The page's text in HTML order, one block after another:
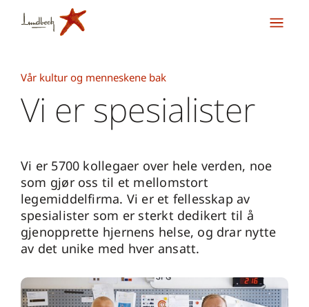
Vår kultur og menneskene bak
Vi er spesialister
Vi er 5700 kollegaer over hele verden, noe
som gjør oss til et mellomstort
legemiddelfirma. Vi er et fellesskap av
spesialister som er sterkt dedikert til å
gjenopprette hjernens helse, og drar nytte
av det unike med hver ansatt.